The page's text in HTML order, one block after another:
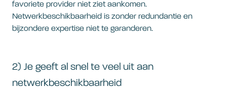
favoriete provider niet ziet aankomen.
Netwerkbeschikbaarheid is zonder redundantie en
bijzondere expertise niet te garanderen.
2) Je geeft al snel te veel uit aan
netwerkbeschikbaarheid